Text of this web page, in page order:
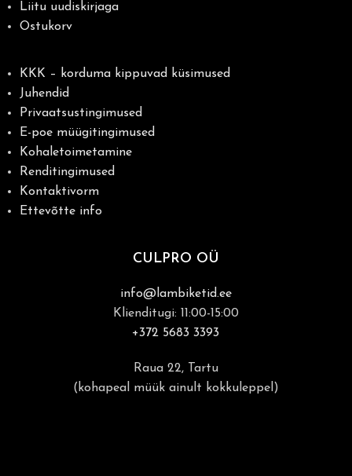
Liitu uudiskirjaga
Ostukorv
KKK – korduma kippuvad küsimused
Juhendid
Privaatsustingimused
E-poe müügitingimused
Kohaletoimetamine
Renditingimused
Kontaktivorm
Ettevõtte info
CULPRO OÜ
info@lambiketid.ee
Klienditugi: 11:00-15:00
+372 5683 3393
Raua 22, Tartu
(kohapeal müük ainult kokkuleppel)